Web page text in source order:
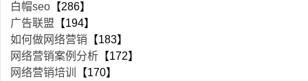
白帽seo 【286】
广告联盟 【194】
如何做网络营销 【183】
网络营销案例分析 【172】
网络营销培训
【170】